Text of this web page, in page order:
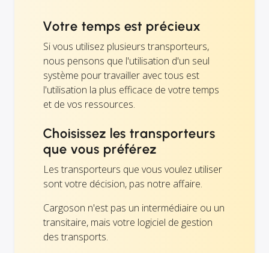
Votre temps est précieux
Si vous utilisez plusieurs transporteurs,
nous pensons que l'utilisation d'un seul
système pour travailler avec tous est
l'utilisation la plus efficace de votre temps
et de vos ressources.
Choisissez les transporteurs
que vous préférez
Les transporteurs que vous voulez utiliser
sont votre décision, pas notre affaire.
Cargoson n'est pas un intermédiaire ou un
transitaire, mais votre logiciel de gestion
des transports.